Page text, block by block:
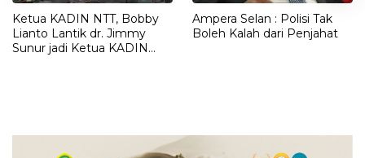
Ketua KADIN NTT, Bobby
Lianto Lantik dr. Jimmy
Sunur jadi Ketua KADIN
Ampera Selan : Polisi Tak
Boleh Kalah dari Penjahat